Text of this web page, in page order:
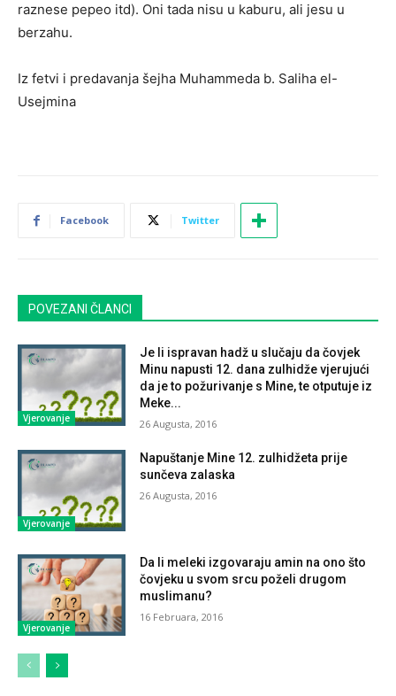
raznese pepeo itd). Oni tada nisu u kaburu, ali jesu u
berzahu.
Iz fetvi i predavanja šejha Muhammeda b. Saliha el-
Usejmina
Facebook Twitter
POVEZANI ČLANCI
Vjerovanje
Je li ispravan hadž u slučaju da čovjek
Minu napusti 12. dana zulhidže vjerujući
da je to požurivanje s Mine, te otputuje iz
Meke...
26 Augusta, 2016
Vjerovanje
Napuštanje Mine 12. zulhidžeta prije
sunčeva zalaska
26 Augusta, 2016
Vjerovanje
Da li meleki izgovaraju amin na ono što
čovjeku u svom srcu poželi drugom
muslimanu?
16 Februara, 2016